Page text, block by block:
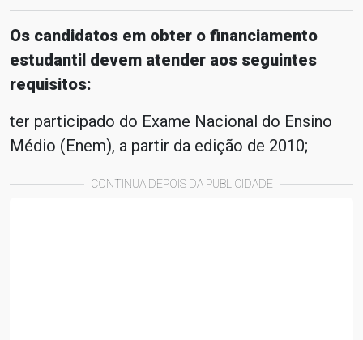
Os candidatos em obter o financiamento
estudantil devem atender aos seguintes
requisitos:
ter participado do Exame Nacional do Ensino
Médio (Enem), a partir da edição de 2010;
CONTINUA DEPOIS DA PUBLICIDADE